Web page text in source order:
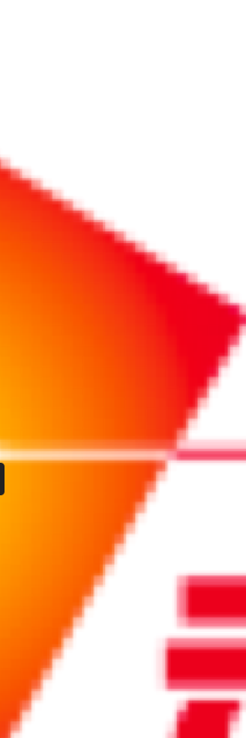
正に伴い製造業者が留意すべきこと
この記事を印刷する
に伴い製造業者
PL法（製造物責任法）改
弁護士が解説します。